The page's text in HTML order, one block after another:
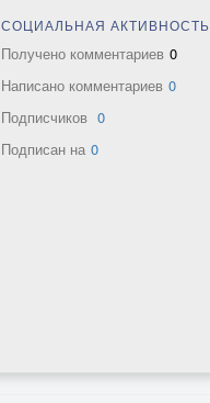
СОЦИАЛЬНАЯ АКТИВНОСТЬ
Получено комментариев 0
Написано комментариев 0
Подписчиков 0
Подписан на 0